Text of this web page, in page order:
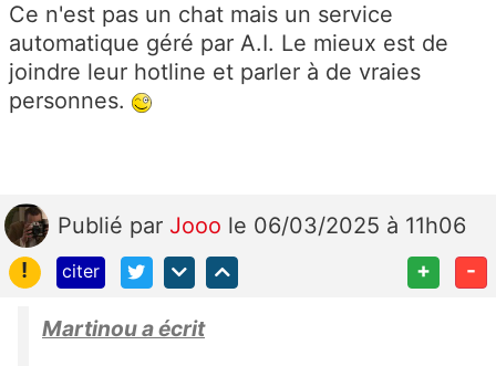
Ce n'est pas un chat mais un service
automatique géré par A.I. Le mieux est de
joindre leur hotline et parler à de vraies
personnes.
Publié par Jooo le 06/03/2025 à 11h06
!
citer + -
Martinou a écrit